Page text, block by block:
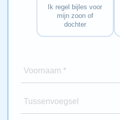
Ik regel bijles voor
mijn zoon of
dochter
Voornaam *
Tussenvoegsel